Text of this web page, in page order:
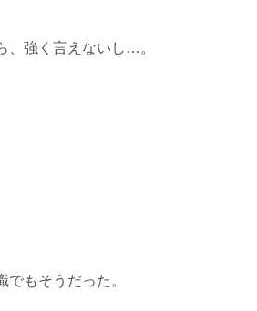
、強く言えないし…。
でもそうだった。